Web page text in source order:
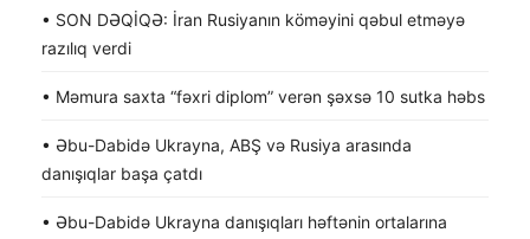
• SON DƏQİQƏ: İran Rusiyanın köməyini qəbul etməyə
razılıq verdi
• Məmura saxta “fəxri diplom” verən şəxsə 10 sutka həbs
• Əbu-Dabidə Ukrayna, ABŞ və Rusiya arasında
danışıqlar başa çatdı
• Əbu-Dabidə Ukrayna danışıqları həftənin ortalarına